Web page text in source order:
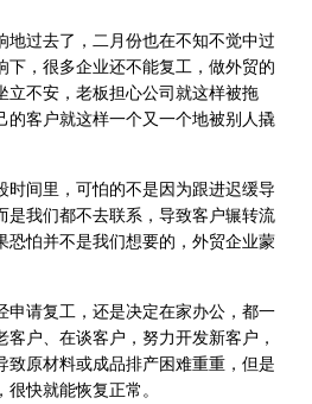
过去了，二月份也在不知不觉中过
下，很多企业还不能复工，做外贸的
立不安，老板担心公司就这样被拖
的客户就这样一个又一个地被别人撬
间里，可怕的不是因为跟进迟缓导
是我们都不去联系，导致客户辗转流
恐怕并不是我们想要的，外贸企业蒙
请复工，还是决定在家办公，都一
户、在谈客户，努力开发新客户，
致原材料或成品排产困难重重，但是
快就能恢复正常。